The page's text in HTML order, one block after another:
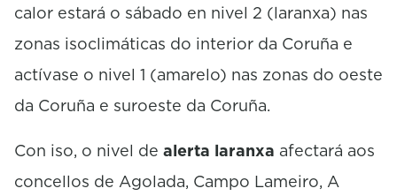
calor estará o sábado en nivel 2 (laranxa) nas
zonas isoclimáticas do interior da Coruña e
actívase o nivel 1 (amarelo) nas zonas do oeste
da Coruña e suroeste da Coruña.
Con iso, o nivel de alerta laranxa afectará aos
concellos de Agolada, Campo Lameiro, A